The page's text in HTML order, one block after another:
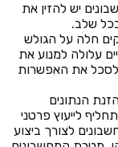
יש להזין את
שלב.
חלה על הגולש
עלולה למנוע את
את האפשרות
הנתונים
לייעוץ פרטני
לצורך ביצוע